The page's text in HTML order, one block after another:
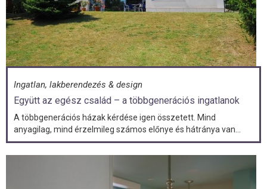
Ingatlan, lakberendezés & design
Együtt az egész család – a többgenerációs ingatlanok
A többgenerációs házak kérdése igen összetett. Mind
anyagilag, mind érzelmileg számos előnye és hátránya van...